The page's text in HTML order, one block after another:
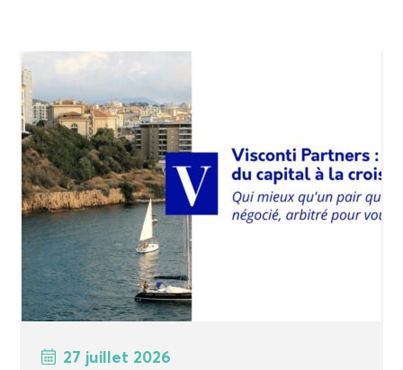
27 juillet 2026